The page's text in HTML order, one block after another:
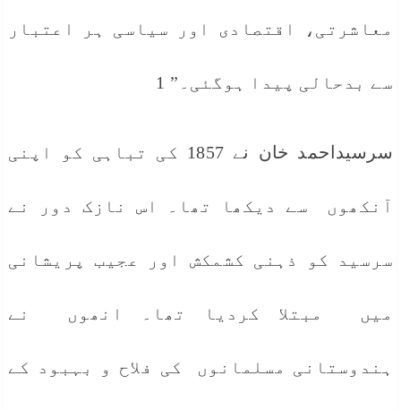
معاشرتی، اقتصادی اور سیاسی ہر اعتبار
سے بدحالی پیدا ہوگئی۔” 1
سرسیداحمد خان نے 1857 کی تباہی کو اپنی
آنکھوں سے دیکھا تھا۔ اس نازک دور نے
سرسید کو ذہنی کشمکش اور عجیب پریشانی
میں مبتلا کردیا تھا۔ انھوں نے
ہندوستانی مسلمانوں کی فلاح و بہبود کے